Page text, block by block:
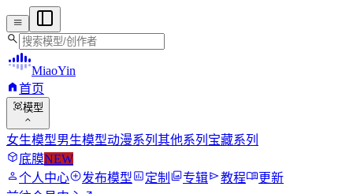
menu
search
MiaoYin
home首页
view_in_ar模型
expand_more
女生模型男生模型动漫系列 其他系列 宝藏系列
deployed_code底膜NEW
person个人中心add_circle发布模型assessment定制 photo_library专辑send教程menu_book更新